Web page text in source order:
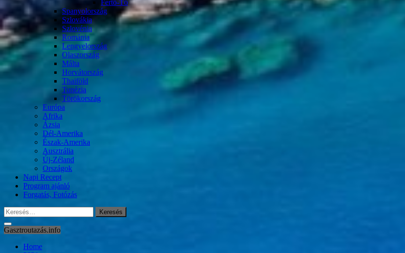
Fertő-Tó
Spanyolország
Szlovákia
Szlovénia
Románia
Lengyelország
Olaszország
Málta
Horvátország
Thaiföld
Tunézia
Törökország
Európa
Afrika
Ázsia
Dél-Amerika
Észak-Amerika
Ausztrália
Új-Zéland
Országok
Napi Recept
Program ajánló
Forgatás, Fotózás
Keresés:
Gasztroutazás.info
Home